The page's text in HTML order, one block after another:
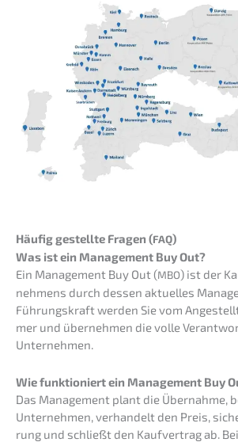
Häufig gestell­te Fragen (FAQ)
Was ist ein Manage­ment Buy Out?
Ein Manage­ment Buy Out (MBO) ist der
neh­mens durch dessen aktuel­les
Führungs­kraft werden Sie vom
mer und überneh­men die volle
Unternehmen.
Wie funktio­niert ein Manage­ment Buy
Das Manage­ment plant die Übernah­me,
Unter­neh­men, verhan­delt den Preis,
rung und schließt den Kaufver­trag ab. Bei